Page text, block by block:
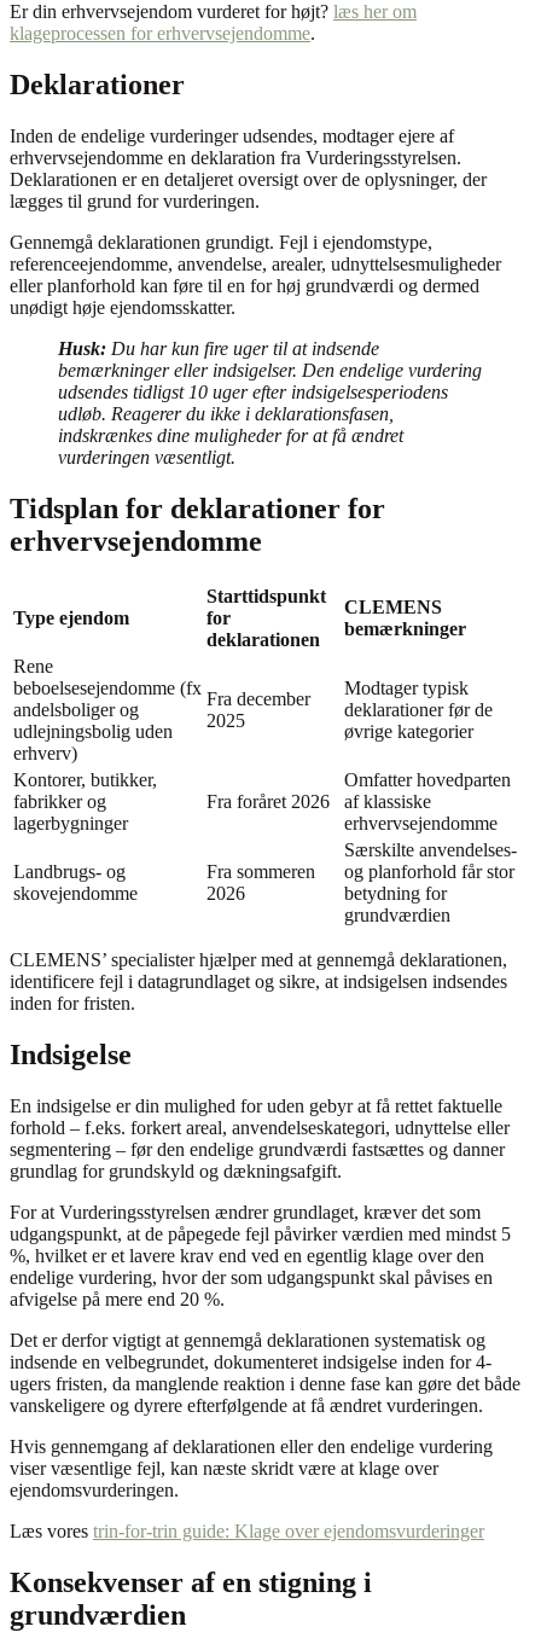
Er din erhvervsejendom vurderet for højt? læs her om
klageprocessen for erhvervsejendomme.
Deklarationer
Inden de endelige vurderinger udsendes, modtager ejere af
erhvervsejendomme en deklaration fra Vurderingsstyrelsen.
Deklarationen er en detaljeret oversigt over de oplysninger, der
lægges til grund for vurderingen.
Gennemgå deklarationen grundigt. Fejl i ejendomstype,
referenceejendomme, anvendelse, arealer, udnyttelsesmuligheder
eller planforhold kan føre til en for høj grundværdi og dermed
unødigt høje ejendomsskatter.
Husk: Du har kun fire uger til at indsende
bemærkninger eller indsigelser. Den endelige vurdering
udsendes tidligst 10 uger efter indsigelsesperiodens
udløb. Reagerer du ikke i deklarationsfasen,
indskrænkes dine muligheder for at få ændret
vurderingen væsentligt.
Tidsplan for deklarationer for
erhvervsejendomme
Type ejendom
Starttidspunkt
for
deklarationen
CLEMENS
bemærkninger
Rene
beboelsesejendomme (fx
andelsboliger og
udlejningsbolig uden
erhverv)
Fra december
2025
Modtager typisk
deklarationer før de
øvrige kategorier
Kontorer, butikker,
fabrikker og
lagerbygninger
Fra foråret 2026
Omfatter hovedparten
af klassiske
erhvervsejendomme
Landbrugs- og
skovejendomme
Fra sommeren
2026
Særskilte anvendelses-
og planforhold får stor
betydning for
grundværdien
CLEMENS’ specialister hjælper med at gennemgå deklarationen,
identificere fejl i datagrundlaget og sikre, at indsigelsen indsendes
inden for fristen.
Indsigelse
En indsigelse er din mulighed for uden gebyr at få rettet faktuelle
forhold – f.eks. forkert areal, anvendelseskategori, udnyttelse eller
segmentering – før den endelige grundværdi fastsættes og danner
grundlag for grundskyld og dækningsafgift.
For at Vurderingsstyrelsen ændrer grundlaget, kræver det som
udgangspunkt, at de påpegede fejl påvirker værdien med mindst 5
%, hvilket er et lavere krav end ved en egentlig klage over den
endelige vurdering, hvor der som udgangspunkt skal påvises en
afvigelse på mere end 20 %.
Det er derfor vigtigt at gennemgå deklarationen systematisk og
indsende en velbegrundet, dokumenteret indsigelse inden for 4-
ugers fristen, da manglende reaktion i denne fase kan gøre det både
vanskeligere og dyrere efterfølgende at få ændret vurderingen.
Hvis gennemgang af deklarationen eller den endelige vurdering
viser væsentlige fejl, kan næste skridt være at klage over
ejendomsvurderingen.
Læs vores trin-for-trin guide: Klage over ejendomsvurderinger
Konsekvenser af en stigning i
grundværdien